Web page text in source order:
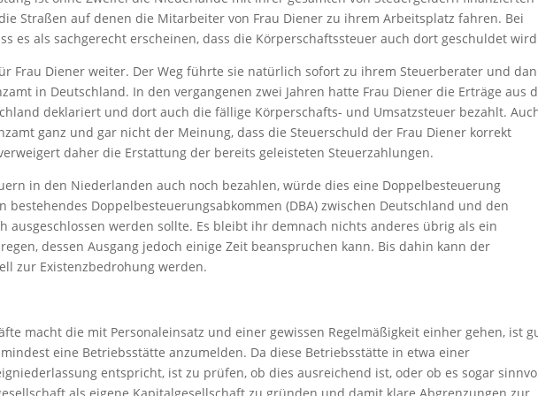
Straßen auf denen die Mitarbeiter von Frau Diener zu ihrem Arbeitsplatz fahren. Bei
es als sachgerecht erscheinen, dass die Körperschaftssteuer auch dort geschuldet
Frau Diener weiter. Der Weg führte sie natürlich sofort zu ihrem Steuerberater und
in Deutschland. In den vergangenen zwei Jahren hatte Frau Diener die Erträge aus
deklariert und dort auch die fällige Körperschafts- und Umsatzsteuer bezahlt.
ganz und gar nicht der Meinung, dass die Steuerschuld der Frau Diener korrekt
daher die Erstattung der bereits geleisteten Steuerzahlungen.
in den Niederlanden auch noch bezahlen, würde dies eine Doppelbesteuerung
bestehendes Doppelbesteuerungsabkommen (DBA) zwischen Deutschland und den
ausgeschlossen werden sollte. Es bleibt ihr demnach nichts anderes übrig als ein
dessen Ausgang jedoch einige Zeit beanspruchen kann. Bis dahin kann der
zur Existenzbedrohung werden.
macht die mit Personaleinsatz und einer gewissen Regelmäßigkeit einher gehen, ist
eine Betriebsstätte anzumelden. Da diese Betriebsstätte in etwa einer
entspricht, ist zu prüfen, ob dies ausreichend ist, oder ob es sogar